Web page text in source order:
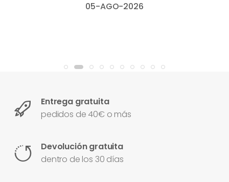
05-AGO-2026
Entrega gratuita
pedidos de 40€ o más
Devolución gratuita
dentro de los 30 días